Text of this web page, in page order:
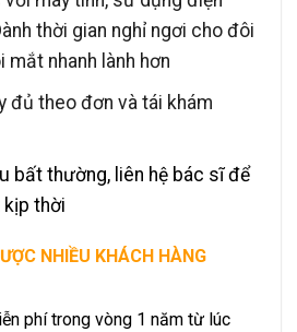
thời gian nghỉ ngơi cho đôi
nhanh lành hơn
đủ theo đơn và tái khám
bất thường, liên hệ bác sĩ để
kịp thời
NHIỀU KHÁCH HÀNG
phí trong vòng 1 năm từ lúc